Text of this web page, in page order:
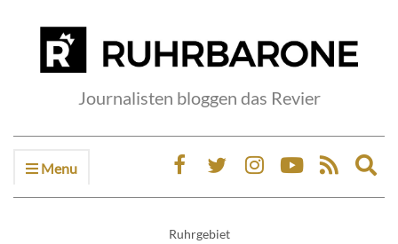
Journalisten bloggen das Revier
Menu
Ruhrgebiet